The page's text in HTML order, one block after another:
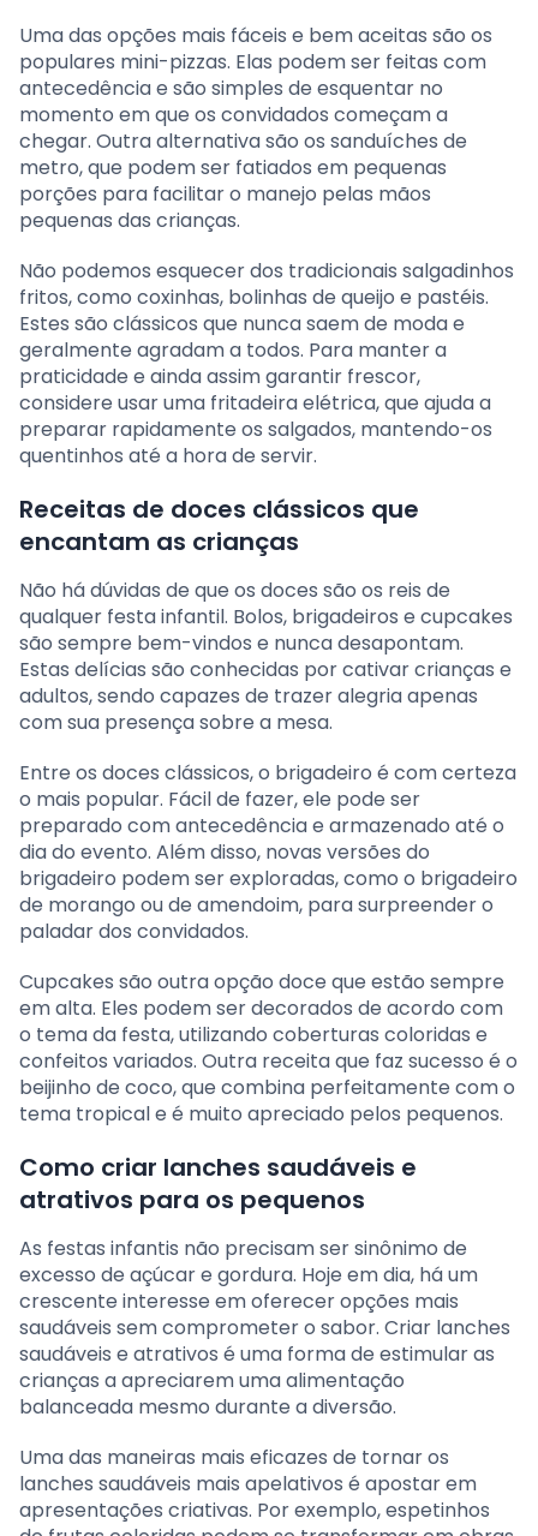
Uma das opções mais fáceis e bem aceitas são os
populares mini-pizzas. Elas podem ser feitas com
antecedência e são simples de esquentar no
momento em que os convidados começam a
chegar. Outra alternativa são os sanduíches de
metro, que podem ser fatiados em pequenas
porções para facilitar o manejo pelas mãos
pequenas das crianças.
Não podemos esquecer dos tradicionais salgadinhos
fritos, como coxinhas, bolinhas de queijo e pastéis.
Estes são clássicos que nunca saem de moda e
geralmente agradam a todos. Para manter a
praticidade e ainda assim garantir frescor,
considere usar uma fritadeira elétrica, que ajuda a
preparar rapidamente os salgados, mantendo-os
quentinhos até a hora de servir.
Receitas de doces clássicos que
encantam as crianças
Não há dúvidas de que os doces são os reis de
qualquer festa infantil. Bolos, brigadeiros e cupcakes
são sempre bem-vindos e nunca desapontam.
Estas delícias são conhecidas por cativar crianças e
adultos, sendo capazes de trazer alegria apenas
com sua presença sobre a mesa.
Entre os doces clássicos, o brigadeiro é com certeza
o mais popular. Fácil de fazer, ele pode ser
preparado com antecedência e armazenado até o
dia do evento. Além disso, novas versões do
brigadeiro podem ser exploradas, como o brigadeiro
de morango ou de amendoim, para surpreender o
paladar dos convidados.
Cupcakes são outra opção doce que estão sempre
em alta. Eles podem ser decorados de acordo com
o tema da festa, utilizando coberturas coloridas e
confeitos variados. Outra receita que faz sucesso é o
beijinho de coco, que combina perfeitamente com o
tema tropical e é muito apreciado pelos pequenos.
Como criar lanches saudáveis e
atrativos para os pequenos
As festas infantis não precisam ser sinônimo de
excesso de açúcar e gordura. Hoje em dia, há um
crescente interesse em oferecer opções mais
saudáveis sem comprometer o sabor. Criar lanches
saudáveis e atrativos é uma forma de estimular as
crianças a apreciarem uma alimentação
balanceada mesmo durante a diversão.
Uma das maneiras mais eficazes de tornar os
lanches saudáveis mais apelativos é apostar em
apresentações criativas. Por exemplo, espetinhos